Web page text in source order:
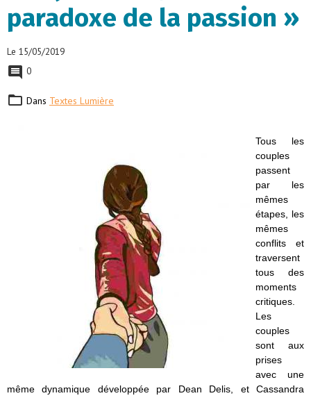
paradoxe de la passion »
Le 15/05/2019
0
Dans Textes Lumière
Tous les
couples
passent
par les
mêmes
étapes, les
mêmes
conflits et
traversent
tous des
moments
critiques.
Les
couples
sont aux
prises
avec une
même dynamique développée par Dean Delis, et Cassandra